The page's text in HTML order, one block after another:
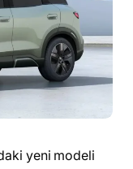
yeni modeli